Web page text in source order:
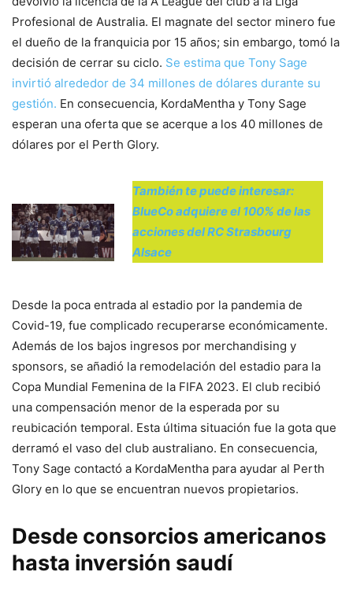
Profesional de Australia. El magnate del sector minero fue
el dueño de la franquicia por 15 años; sin embargo, tomó la
decisión de cerrar su ciclo. Se estima que Tony Sage
invirtió alrededor de 34 millones de dólares durante su
gestión. En consecuencia, KordaMentha y Tony Sage
esperan una oferta que se acerque a los 40 millones de
dólares por el Perth Glory.
También te puede interesar:
BlueCo adquiere el 100% de las
acciones del RC Strasbourg
Alsace
Desde la poca entrada al estadio por la pandemia de
Covid-19, fue complicado recuperarse económicamente.
Además de los bajos ingresos por merchandising y
sponsors, se añadió la remodelación del estadio para la
Copa Mundial Femenina de la FIFA 2023. El club recibió
una compensación menor de la esperada por su
reubicación temporal. Esta última situación fue la gota que
derramó el vaso del club australiano. En consecuencia,
Tony Sage contactó a KordaMentha para ayudar al Perth
Glory en lo que se encuentran nuevos propietarios.
Desde consorcios americanos
hasta inversión saudí